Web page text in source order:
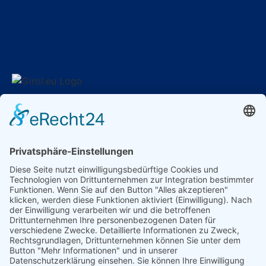
GIROL Germany
58840 Plettenberg
Ust.-ID: DE370009775
Kontakt
E-Mail: info@girol.eu